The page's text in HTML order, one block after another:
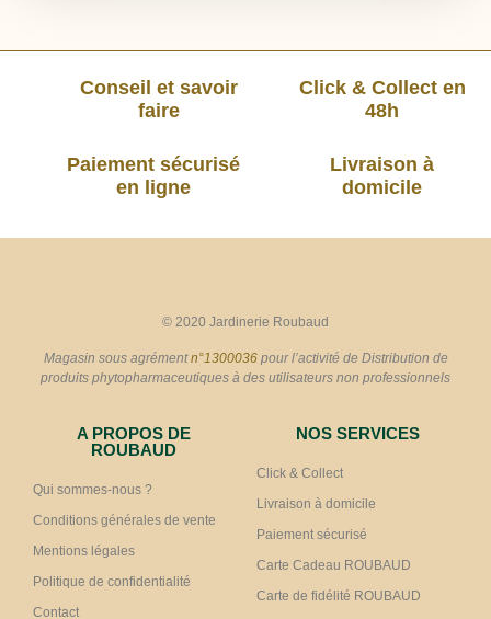
Conseil et savoir
faire
Click & Collect en
48h
Paiement sécurisé
en ligne
Livraison à
domicile
© 2020 Jardinerie Roubaud
Magasin sous agrémentn°1300036pour l’activité de Distribution de
produits phytopharmaceutiques à des utilisateurs non professionnels
A PROPOS DE
ROUBAUD
Qui sommes-nous ?
Conditions générales de vente
Mentions légales
Politique de confidentialité
Contact
NOS SERVICES
Click & Collect
Livraison à domicile
Paiement sécurisé
Carte Cadeau ROUBAUD
Carte de fidélité ROUBAUD